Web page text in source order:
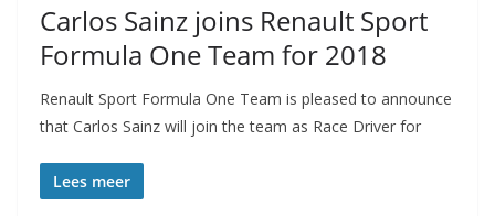
Carlos Sainz joins Renault Sport
Formula One Team for 2018
Renault Sport Formula One Team is pleased to announce
that Carlos Sainz will join the team as Race Driver for
Lees meer